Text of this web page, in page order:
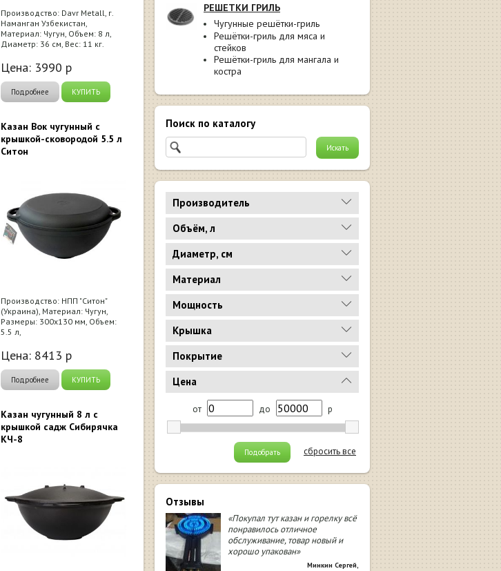
РЕШЕТКИ ГРИЛЬ
Чугунные решётки-гриль
Решётки-гриль для мяса и
стейков
Решётки-гриль для мангала и
костра
Поиск по каталогу
Производитель
Объём, л
Диаметр, см
Материал
Мощность
Крышка
Покрытие
Цена
от до р
сбросить все
Подобрать
Отзывы
«Покупал тут казан и горелку всё
понравилось отличное
обслуживание, товар новый и
хорошо упакован»
Минкин Сергей,
Производство: Davr Metall, г.
Наманган Узбекистан,
Материал: Чугун, Объем: 8 л,
Диаметр: 36 см, Вес: 11 кг.
Цена: 3990 р
Подробнее КУПИТЬ
Казан Вок чугунный с
крышкой-сковородой 5.5 л
Ситон
Производство: НПП "Ситон"
(Украина), Материал: Чугун,
Размеры: 300x130 мм, Объем:
5.5 л,
Цена: 8413 р
Подробнее КУПИТЬ
Казан чугунный 8 л с
крышкой садж Сибирячка
КЧ-8